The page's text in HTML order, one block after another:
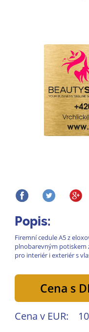
Popis:
Firemní cedule A5 z
plnobarevným potiskem
pro interiér i exteriér s
Cena s
Cena v EUR: